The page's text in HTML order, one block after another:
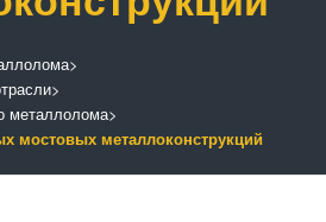
>
>
металлолома>
мостовых металлоконструкций